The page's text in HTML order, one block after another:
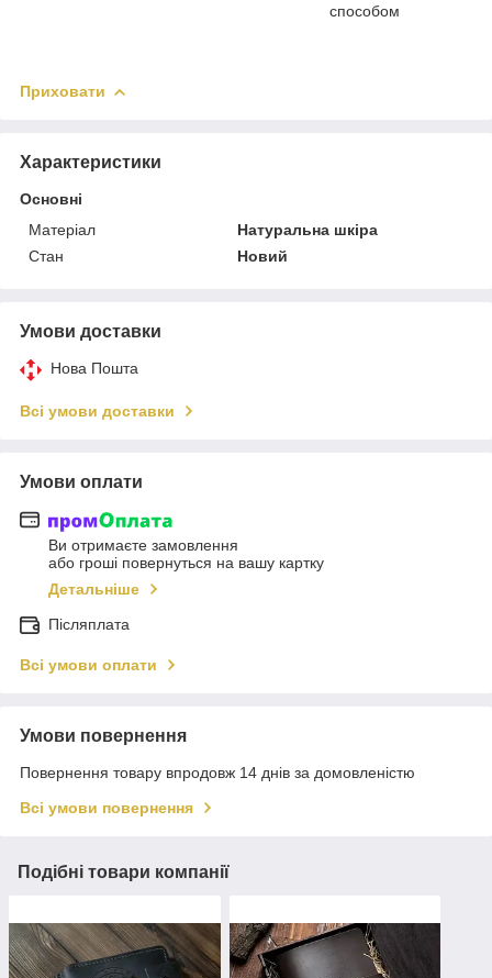
способом
Приховати
Характеристики
Основні
Матеріал
Натуральна шкіра
Стан
Новий
Умови доставки
Нова Пошта
Всі умови доставки
Умови оплати
Ви отримаєте замовлення
або гроші повернуться на вашу картку
Детальніше
Післяплата
Всі умови оплати
Умови повернення
Повернення товару впродовж 14 днів за домовленістю
Всі умови повернення
Подібні товари компанії